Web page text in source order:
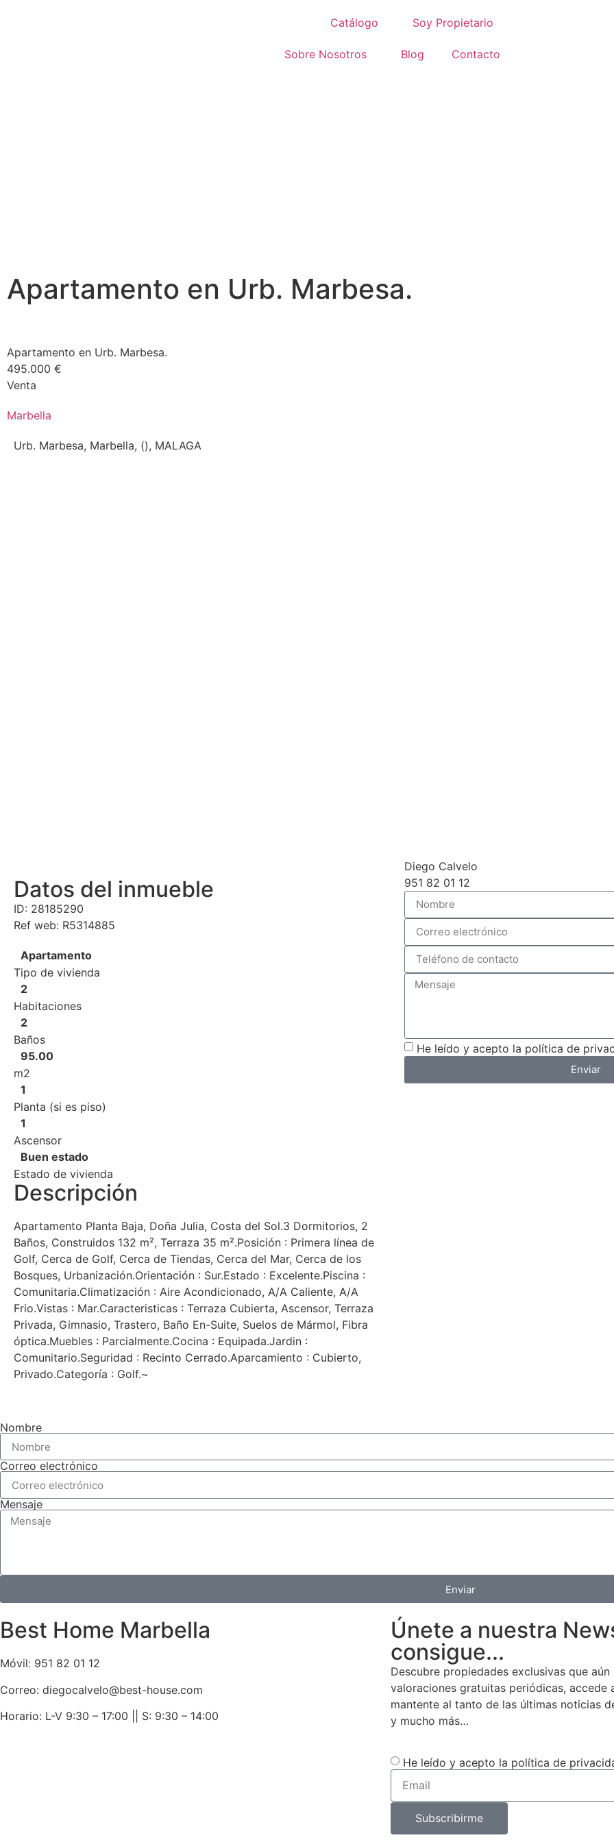
Catálogo Soy Propietario
Sobre Nosotros Blog Contacto
Apartamento en Urb. Marbesa.
Apartamento en Urb. Marbesa.
495.000 €
Venta
Marbella
Urb. Marbesa, Marbella, (), MALAGA
Datos del inmueble
ID: 28185290
Ref web: R5314885
Apartamento
Tipo de vivienda
2
Habitaciones
2
Baños
95.00
m2
1
Planta (si es piso)
1
Ascensor
Buen estado
Estado de vivienda
Descripción
Apartamento Planta Baja, Doña Julia, Costa del Sol.3 Dormitorios, 2
Baños, Construidos 132 m², Terraza 35 m².Posición : Primera línea de
Golf, Cerca de Golf, Cerca de Tiendas, Cerca del Mar, Cerca de los
Bosques, Urbanización.Orientación : Sur.Estado : Excelente.Piscina :
Comunitaria.Climatización : Aire Acondicionado, A/A Caliente, A/A
Frio.Vistas : Mar.Caracteristicas ‌: ‌Terraza ‌Cubierta, ‌Ascensor, Terraza
‌Privada, ‌Gimnasio, ‌Trastero, ‌Baño ‌En-Suite, Suelos ‌de Mármol, Fibra
óptica.Muebles ‌: ‌Parcialmente.Cocina : ‌Equipada.Jardin ‌:
‌Comunitario.Seguridad : Recinto ‌Cerrado.Aparcamiento ‌: ‌Cubierto,
‌Privado.Categoría ‌: ‌Golf.~
Diego Calvelo
951 82 01 12
He leído y acepto la política de
Enviar
Nombre
Correo electrónico
Mensaje
Enviar
Best Home Marbella
Móvil: 951 82 01 12
Correo: diegocalvelo@best-house.com
Horario: L-V 9:30 – 17:00 || S: 9:30 – 14:00
Únete a nuestra
consigue...
Descubre propiedades exclusivas que
valoraciones gratuitas periódicas, accede
mantente al tanto de las últimas noticias
y mucho más…
He leído y acepto la política de
Subscribirme